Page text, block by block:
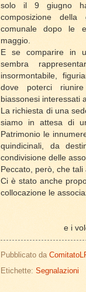
solo il 9 giugno
composizione
comunale dopo le
maggio.
E se comparire in
sembra
insormontabile,
dove poterci
biassonesi interessati
La richiesta di una
siamo in attesa di
Patrimonio le
quindicinali, da
condivisione delle
Peccato, però, che
Ci è stato anche
collocazione le
Vittoria
e i volontari di
Pubblicato da
Etichette: Segnalazioni